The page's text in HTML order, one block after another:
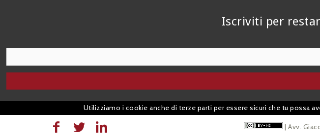
Iscriviti per
| Avv.
Utilizziamo i cookie anche di terze parti per essere sicuri che tu possa